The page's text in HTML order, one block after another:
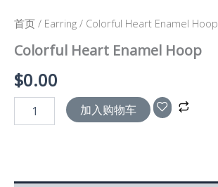
首页 / Earring / Colorful Heart Enamel Hoop
Colorful Heart Enamel Hoop
$0.00
加入购物车